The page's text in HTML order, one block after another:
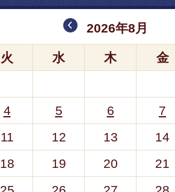
2026年8月
火 水 木 金
4 5 6
7
11 12 13
14
18 19 20
21